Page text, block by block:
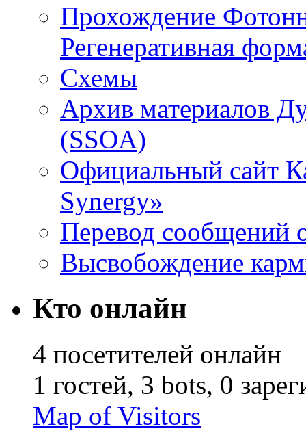
Прохождение
Регенеративная
Схемы
Архив материалов
(SSOA)
Официальный сайт
Synergy»
Перевод сообщений
Высвобождение
Кто онлайн
4 посетителей онлайн
1 гостей, 3 bots, 0
Map of Visitors